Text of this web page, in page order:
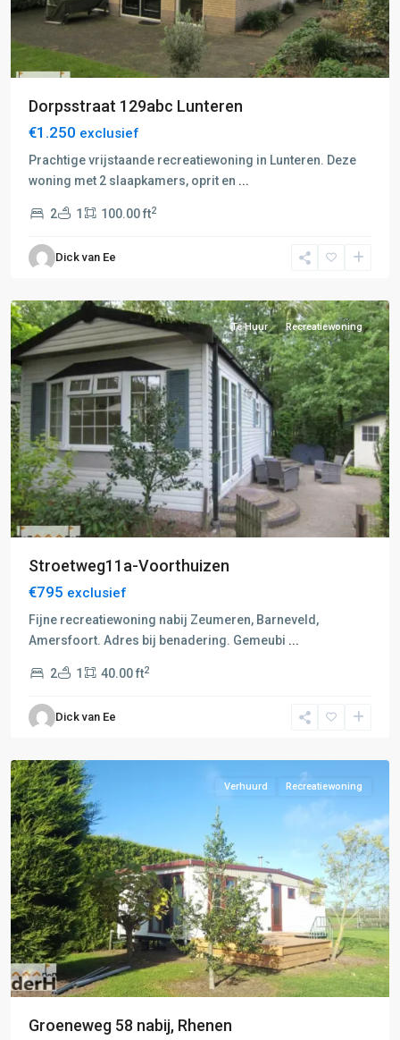
Dorpsstraat 129abc Lunteren
€1.250 exclusief
Prachtige vrijstaande recreatiewoning in Lunteren. Deze
woning met 2 slaapkamers, oprit en ...
2 1 100.00 ft2
Dick van Ee
F:
Barneveld-
Voorthuizen
Te Huur Recreatiewoning
Stroetweg11a-Voorthuizen
€795 exclusief
Fijne recreatiewoning nabij Zeumeren, Barneveld,
Amersfoort. Adres bij benadering. Gemeubi ...
2 1 40.00 ft2
Dick van Ee
Veenendaal-
Neder-
Betuwe
Ingen,
Verhuurd Recreatiewoning
Groeneweg 58 nabij, Rhenen